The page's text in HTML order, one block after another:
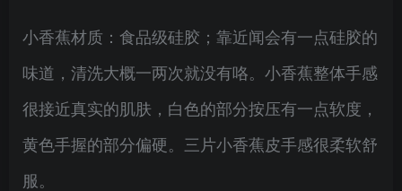
小香蕉材质：食品级硅胶；靠近闻会有一点硅胶的
味道，清洗大概一两次就没有咯。小香蕉整体手感
很接近真实的肌肤，白色的部分按压有一点软度，
黄色手握的部分偏硬。三片小香蕉皮手感很柔软舒
服。